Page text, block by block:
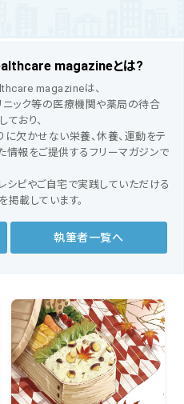
magazineとは?
magazineは、
ニック等の医療機関や薬局の待合
ており、
に欠かせない栄養、休養、運動をテ
情報をご提供するフリーマガジンで
シピやご自宅で実践していただける
掲載しています。
執筆者一覧へ